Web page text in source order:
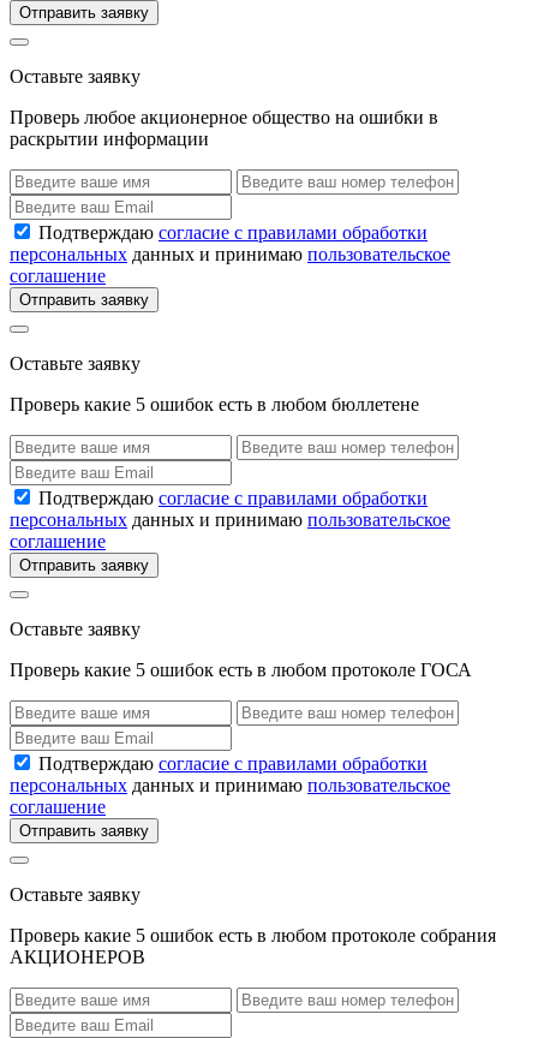
Отправить заявку
Оставьте заявку
Проверь любое акционерное общество на ошибки в
раскрытии информации
Подтверждаю согласие с правилами обработки
персональных данных и принимаю пользовательское
соглашение
Отправить заявку
Оставьте заявку
Проверь какие 5 ошибок есть в любом бюллетене
Подтверждаю согласие с правилами обработки
персональных данных и принимаю пользовательское
соглашение
Отправить заявку
Оставьте заявку
Проверь какие 5 ошибок есть в любом протоколе ГОСА
Подтверждаю согласие с правилами обработки
персональных данных и принимаю пользовательское
соглашение
Отправить заявку
Оставьте заявку
Проверь какие 5 ошибок есть в любом протоколе собрания
АКЦИОНЕРОВ